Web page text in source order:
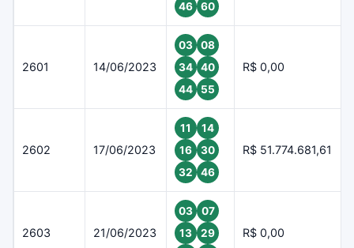
46
60
2601 14/06/2023
03
08
34
40
44
55
R$ 0,00
2602 17/06/2023
11
14
16
30
32
46
R$ 51.774.681,61
2603 21/06/2023
03
07
13
29
R$ 0,00